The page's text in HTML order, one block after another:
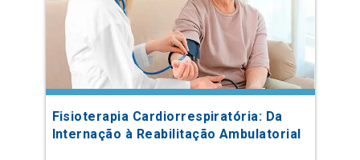
Fisioterapia Cardiorrespiratória: Da
Internação à Reabilitação Ambulatorial